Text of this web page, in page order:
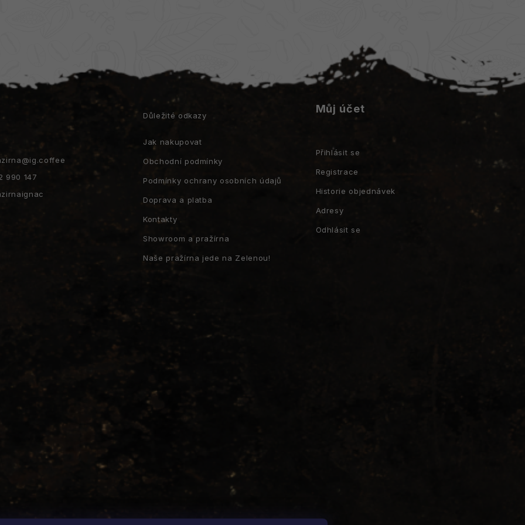
@ig.coffee
990 147
Důležité odkazy
Jak nakupovat
Obchodní podmínky
Podmínky ochrany osobních údajů
Doprava a platba
Kontakty
Showroom a pražírna
Naše pražírna jede na Zelenou!
Můj účet
Přihlásit se
Registrace
Historie objednávek
Adresy
Odhlásit se